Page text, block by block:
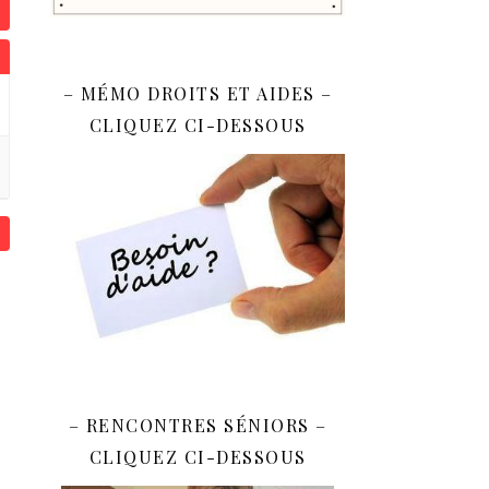
– MÉMO DROITS ET AIDES –
CLIQUEZ CI-DESSOUS
– RENCONTRES SÉNIORS –
CLIQUEZ CI-DESSOUS